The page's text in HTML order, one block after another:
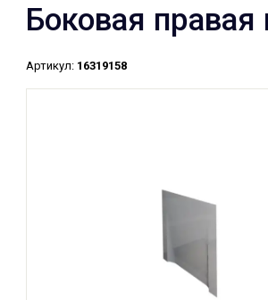
Боковая
Артикул: 16319158